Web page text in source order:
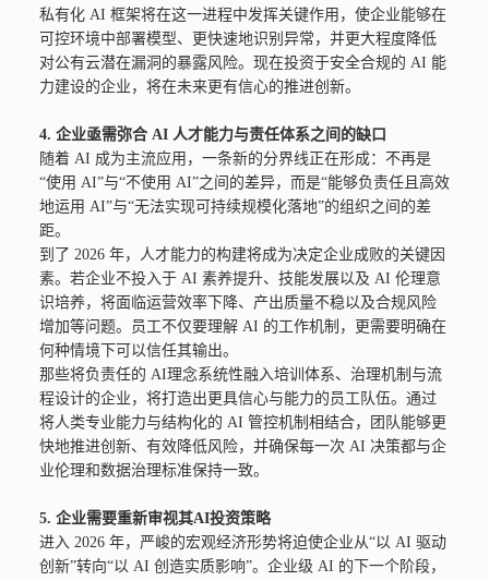
私有化 AI 框架将在这一进程中发挥关键作用，使企业能够在
可控环境中部署模型、更快速地识别异常，并更大程度降低
对公有云潜在漏洞的暴露风险。现在投资于安全合规的 AI 能
力建设的企业，将在未来更有信心的推进创新。
4. 企业亟需弥合 AI 人才能力与责任体系之间的缺口
随着 AI 成为主流应用，一条新的分界线正在形成：不再是
“使用 AI”与“不使用 AI”之间的差异，而是“能够负责任且高效
地运用 AI”与“无法实现可持续规模化落地”的组织之间的差
距。
到了 2026 年，人才能力的构建将成为决定企业成败的关键因
素。若企业不投入于 AI 素养提升、技能发展以及 AI 伦理意
识培养，将面临运营效率下降、产出质量不稳以及合规风险
增加等问题。员工不仅要理解 AI 的工作机制，更需要明确在
何种情境下可以信任其输出。
那些将负责任的 AI理念系统性融入培训体系、治理机制与流
程设计的企业，将打造出更具信心与能力的员工队伍。通过
将人类专业能力与结构化的 AI 管控机制相结合，团队能够更
快地推进创新、有效降低风险，并确保每一次 AI 决策都与企
业伦理和数据治理标准保持一致。
5. 企业需要重新审视其AI投资策略
进入 2026 年，严峻的宏观经济形势将迫使企业从“以 AI 驱动
创新”转向“以 AI 创造实质影响”。企业级 AI 的下一个阶段，